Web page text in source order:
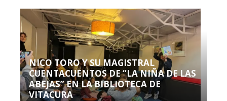
NICO TORO Y SU MAGISTRAL
CUENTACUENTOS DE “LA NIÑA DE LAS
ABEJAS” EN LA BIBLIOTECA DE
VITACURA